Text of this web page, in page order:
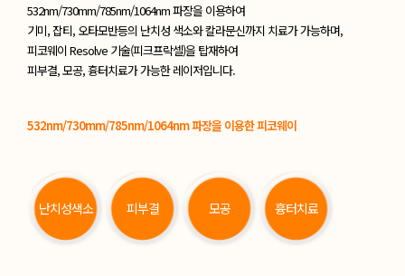
532nm/730mm/785nm/1064nm 파장을 이용하여
기미, 잡티, 오타모반등의 난치성 색소와 칼라문신까지 치료가 가능하며,
피코웨이 Resolve 기술(피크프락셀)을 탑재하여
피부결, 모공, 흉터치료가 가능한 레이저입니다.
532nm/730mm/785nm/1064nm 파장을 이용한 피코웨이
난치성색소 피부결 모공 흉터치료